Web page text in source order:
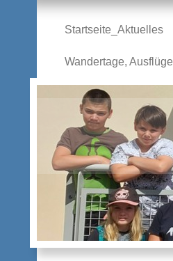
Startseite_Aktuelles
Wandertage, Ausflüge